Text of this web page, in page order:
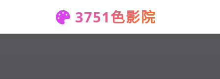
3751色影院